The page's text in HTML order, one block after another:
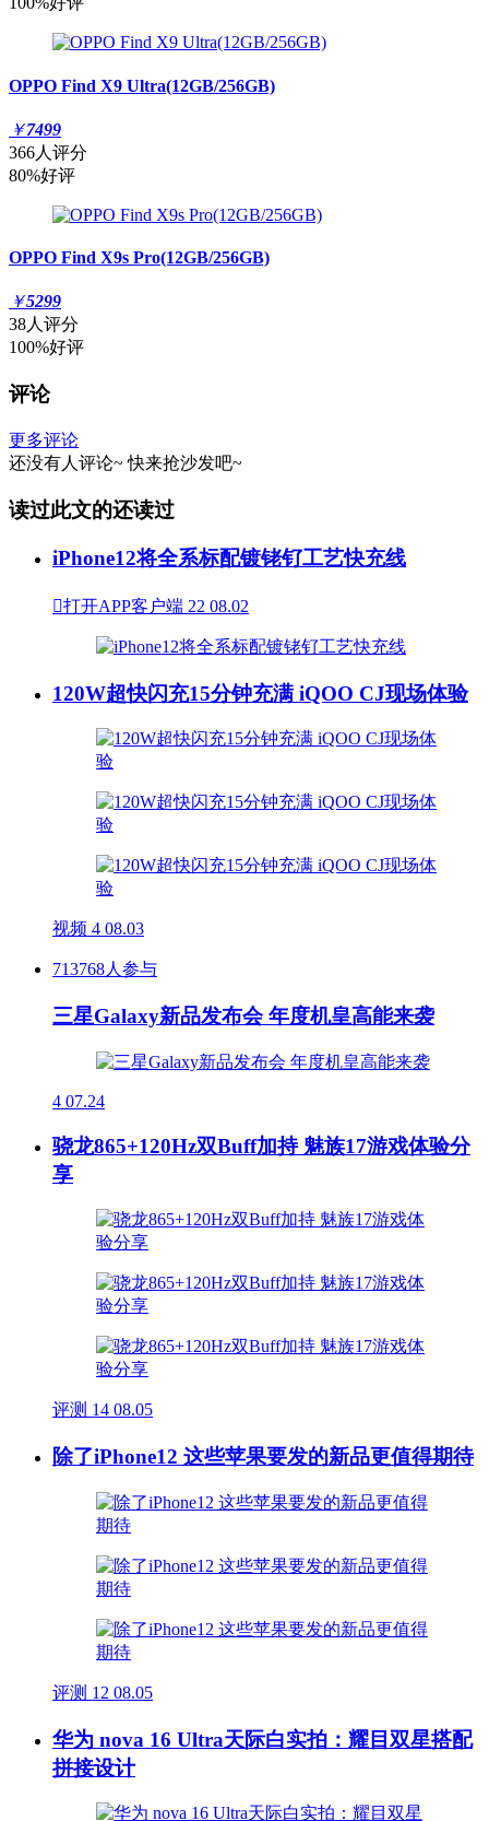
OPPO Find X9 Ultra(12GB/256GB)
￥7499
366人评分
80%好评
OPPO Find X9s Pro(12GB/256GB)
￥5299
38人评分
100%好评
评论
更多评论
还没有人评论~ 快来抢沙发吧~
读过此文的还读过
iPhone12将全系标配镀铑钌工艺快充线
打开APP客户端 22 08.02
120W超快闪充15分钟充满 iQOO CJ现场体验
视频 4 08.03
713768人参与
三星Galaxy新品发布会 年度机皇高能来袭
4 07.24
骁龙865+120Hz双Buff加持 魅族17游戏体验分
享
评测 14 08.05
除了iPhone12 这些苹果要发的新品更值得期待
评测 12 08.05
华为 nova 16 Ultra天际白实拍：耀目双星搭配
拼接设计